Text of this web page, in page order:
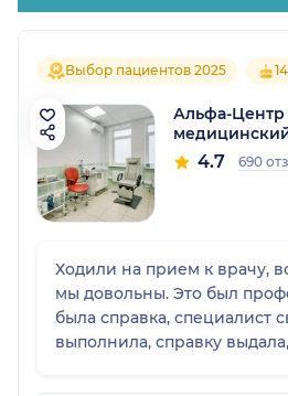
Выбор пациентов 2025
Альфа-Центр
4.7 690
Ходили на прием к врачу,
мы довольны. Это был
была справка, специалист
выполнила, справку